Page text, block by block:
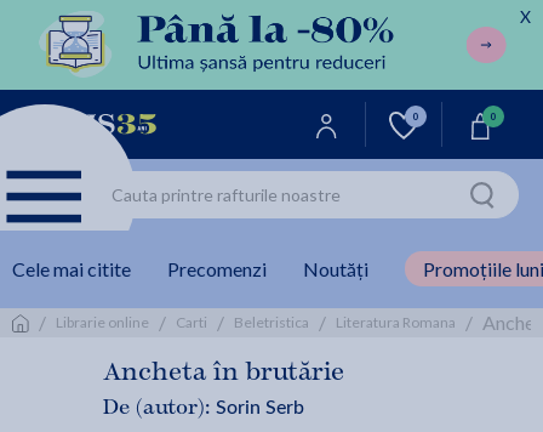
X
0 0
Cele mai citite Precomenzi Noutăți Promoțiile
/ Librarie online / Carti / Beletristica / Literatura Romana /
Ancheta în brutărie
De (autor): Sorin Serb